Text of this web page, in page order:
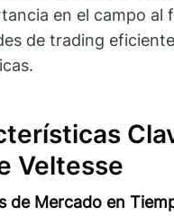
en el campo al
de trading
Veltesse
de Mercado en